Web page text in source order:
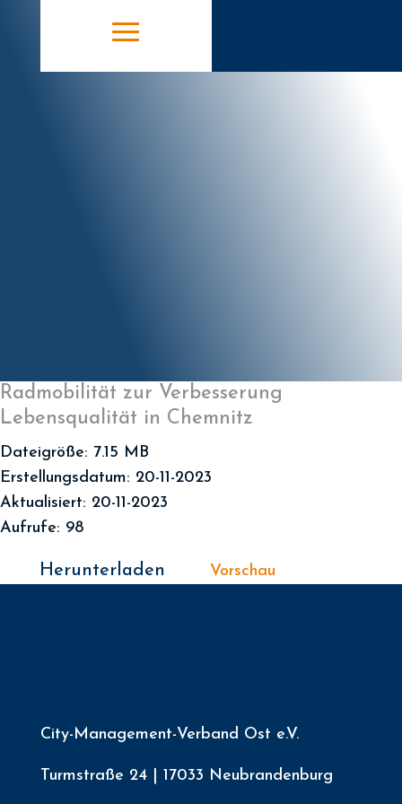
Radmobilität zur Verbesserung
Lebensqualität in Chemnitz
Dateigröße: 7.15 MB
Erstellungsdatum: 20-11-2023
Aktualisiert: 20-11-2023
Aufrufe: 98
Herunterladen Vorschau
City-Management-Verband Ost e.V.
Turmstraße 24 | 17033 Neubrandenburg